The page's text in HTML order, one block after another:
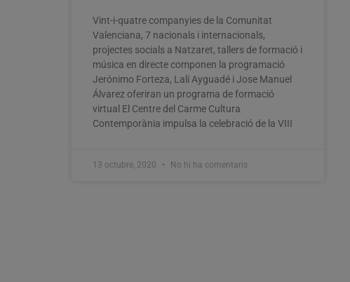
Vint-i-quatre companyies de la Comunitat
Valenciana, 7 nacionals i internacionals,
projectes socials a Natzaret, tallers de formació i
música en directe componen la programació
Jerónimo Forteza, Lali Ayguadé i Jose Manuel
Álvarez oferiran un programa de formació
virtual El Centre del Carme Cultura
Contemporània impulsa la celebració de la VIII
13 octubre, 2020 No hi ha comentaris